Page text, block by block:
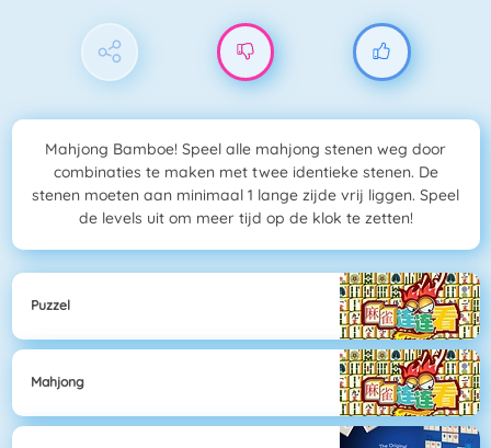
Mahjong Bamboe! Speel alle mahjong stenen weg door
combinaties te maken met twee identieke stenen. De
stenen moeten aan minimaal 1 lange zijde vrij liggen. Speel
de levels uit om meer tijd op de klok te zetten!
Puzzel
Mahjong